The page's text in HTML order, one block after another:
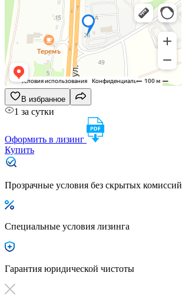
В избранное
1 за сутки
Оформить в лизинг
Купить
Прозрачные условия без скрытых комиссий
Специальные условия лизинга
Гарантия юридической чистоты